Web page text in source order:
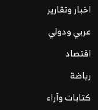
اخبار وتقارير
عربي ودولي
اقتصاد
رياضة
كتابات وآراء